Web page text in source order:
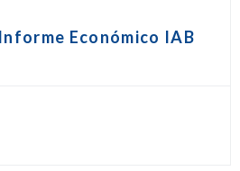
Económico IAB